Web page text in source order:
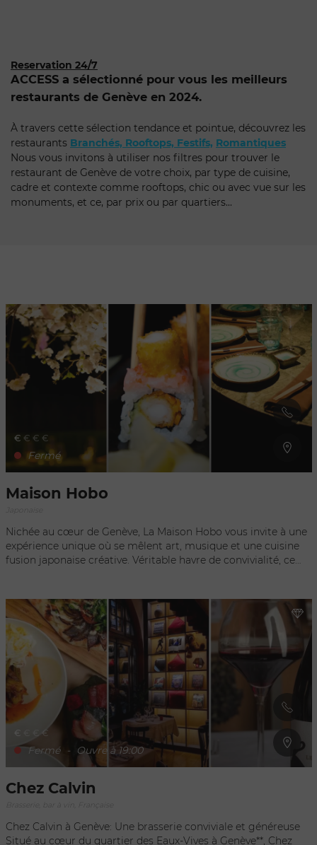
Reservation 24/7
ACCESS a sélectionné pour vous les meilleurs
restaurants de Genève en 2024.
À travers cette sélection tendance et pointue, découvrez les
restaurants Branchés, Rooftops, Festifs, Romantiques
Nous vous invitons à utiliser nos filtres pour trouver le
restaurant de Genève de votre choix, par type de cuisine,
cadre et contexte comme rooftops, chic ou avec vue sur les
monuments, et ce, par prix ou par quartiers...
€ € € €
Fermé
Maison Hobo
Nichée au cœur de Genève, La Maison Hobo vous invite à une
expérience unique où se mêlent art, musique et une cuisine
fusion japonaise créative. Véritable havre de convivialité, ce
« izakaya » (居酒屋) évoque un endroit où l’on se pose, où l’on
se détend autour d’un verre sous un toit accueillant. À La
Maison Hobo, la cuisine se savoure dans une atmosphère
décontractée, idéale pour partager des moments gourmands.
Vous pourrez explorer une carte variée, où les viandes,
poissons et légumes se réinventent sous des formes
audacieuses : black cod, tempura rock shrimp, tiradito,
yakitori… un véritable voyage culinaire à chaque bouchée. Un
lieu vivant, à la croisée des saveurs, de l’art et de la musique,
La Maison Hobo est l'endroit parfait pour une soirée festive,
placée sous le signe du partage et de la découverte.
€ €
Fermé - Ouvre à 19:00
Chez Calvin
Chez Calvin à Genève: Une brasserie conviviale et généreuse
Situé au cœur du quartier des Eaux-Vives à Genève**, Chez